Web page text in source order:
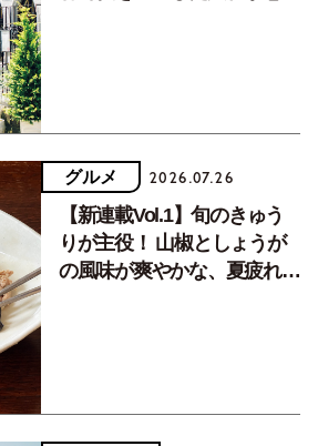
グルメ 2026.07.26
【新連載Vol.1】旬のきゅう
りが主役！ 山椒としょうが
の風味が爽やかな、夏疲れを